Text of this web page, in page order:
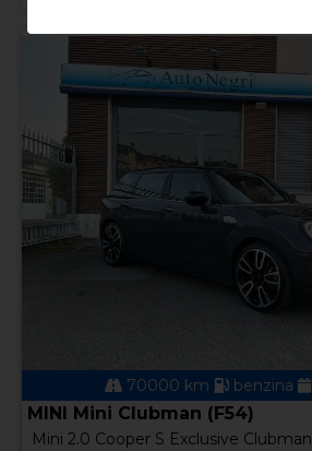
70000 km benzina
MINI Mini Clubman (F54)
Mini 2.0 Cooper S Exclusive